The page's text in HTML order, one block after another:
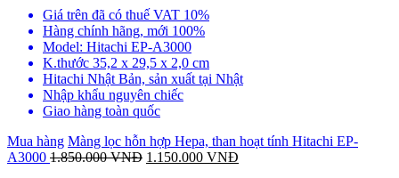
Giá trên đã có thuế VAT 10%
Hàng chính hãng, mới 100%
Model: Hitachi EP-A3000
K.thước 35,2 x 29,5 x 2,0 cm
Hitachi Nhật Bản, sản xuất tại Nhật
Nhập khẩu nguyên chiếc
Giao hàng toàn quốc
Mua hàng Màng lọc hỗn hợp Hepa, than hoạt tính Hitachi EP-
A3000 1.850.000VNĐ 1.150.000 VNĐ